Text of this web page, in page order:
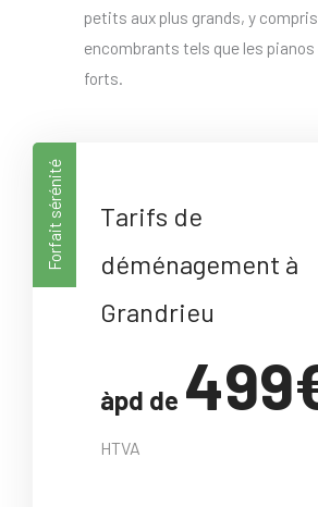
petits aux plus grands, y
encombrants tels que les
forts.
Forfait sérénité
Tarifs de
déménagement à
Grandrieu
àpd de
HTVA